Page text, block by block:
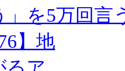
」を5万回言